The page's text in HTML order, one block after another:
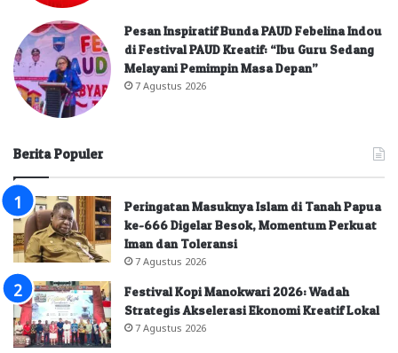
Pesan Inspiratif Bunda PAUD Febelina Indou
di Festival PAUD Kreatif: “Ibu Guru Sedang
Melayani Pemimpin Masa Depan”
7 Agustus 2026
Berita Populer
Peringatan Masuknya Islam di Tanah Papua
ke-666 Digelar Besok, Momentum Perkuat
Iman dan Toleransi
7 Agustus 2026
Festival Kopi Manokwari 2026: Wadah
Strategis Akselerasi Ekonomi Kreatif Lokal
7 Agustus 2026